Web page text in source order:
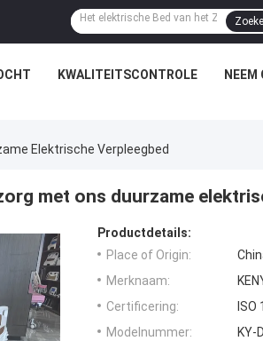
KWALITEITSCONTROLE
Elektrische Verpleegbed
met ons duurzame
Productdetails:
Place of Origin:
Merknaam:
Certificering:
ISO
Modelnummer:
KY-